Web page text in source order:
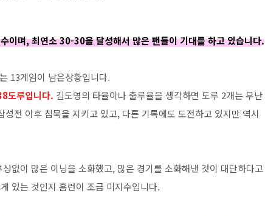
이며, 최연소 30-30을 달성해서 많은 팬들이 기대를 하고 있습니다.
13게임이 남은상황입니다.
도루입니다. 김도영의 타율이나 출루율을 생각하면 도루 2개는 무난
전 이후 침묵을 지키고 있고, 다른 기록에도 도전하고 있지만 역시
없이 많은 이닝을 소화했고, 많은 경기를 소화해낸 것이 대단하다고
있는 것인지 홈런이 조금 미지수입니다.